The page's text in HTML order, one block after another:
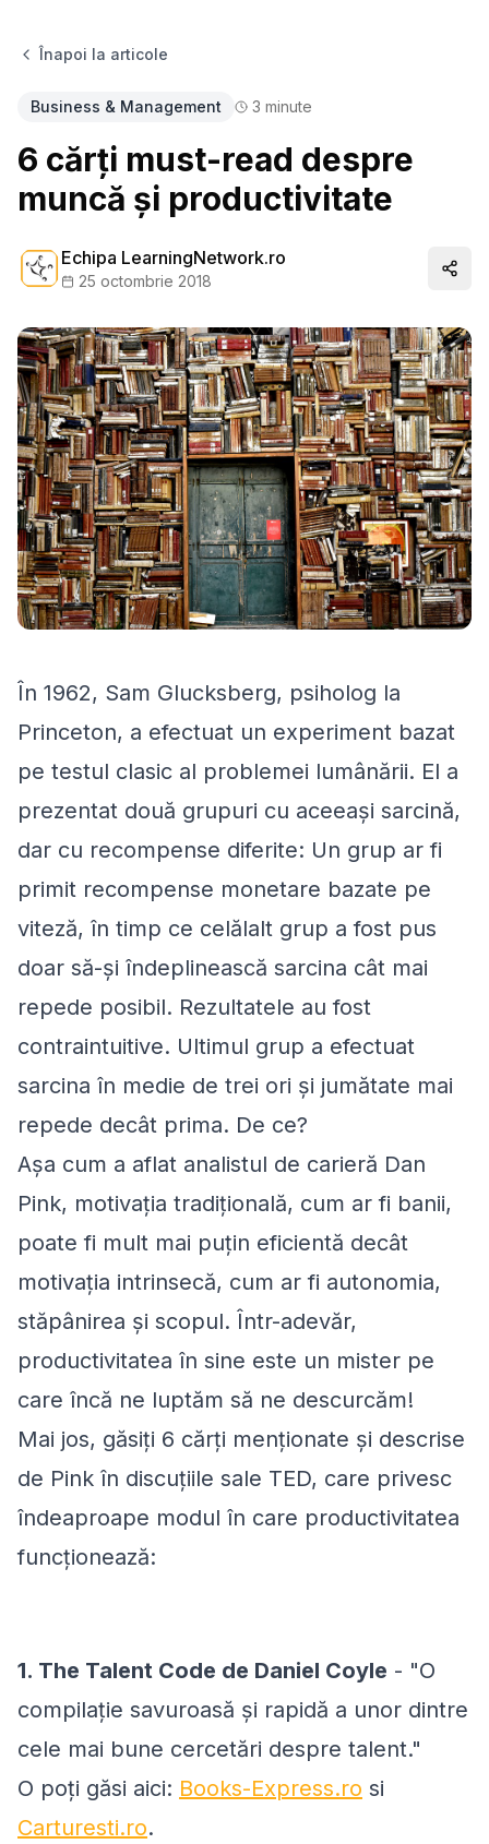
Înapoi la articole
Business & Management 3 minute
6 cărți must-read despre
muncă și productivitate
Echipa LearningNetwork.ro
25 octombrie 2018
În 1962, Sam Glucksberg, psiholog la
Princeton, a efectuat un experiment bazat
pe testul clasic al problemei lumânării. El a
prezentat două grupuri cu aceeași sarcină,
dar cu recompense diferite: Un grup ar fi
primit recompense monetare bazate pe
viteză, în timp ce celălalt grup a fost pus
doar să-și îndeplinească sarcina cât mai
repede posibil. Rezultatele au fost
contraintuitive. Ultimul grup a efectuat
sarcina în medie de trei ori și jumătate mai
repede decât prima. De ce?
Așa cum a aflat analistul de carieră Dan
Pink, motivația tradițională, cum ar fi banii,
poate fi mult mai puțin eficientă decât
motivația intrinsecă, cum ar fi autonomia,
stăpânirea și scopul. Într-adevăr,
productivitatea în sine este un mister pe
care încă ne luptăm să ne descurcăm!
Mai jos, găsiți 6 cărți menționate și descrise
de Pink în discuțiile sale TED, care privesc
îndeaproape modul în care productivitatea
funcționează:
1. The Talent Code de Daniel Coyle - "O
compilație savuroasă și rapidă a unor dintre
cele mai bune cercetări despre talent."
O poți găsi aici: Books-Express.ro si
Carturesti.ro.